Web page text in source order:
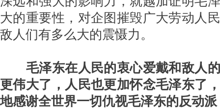
大的重要性，对企图摧毁广大劳动人
敌人们有多么大的震慑力。
毛泽东在人民的衷心爱戴和敌人
更伟大了，人民也更加怀念毛泽东了
地感谢全世界一切仇视毛泽东的反动